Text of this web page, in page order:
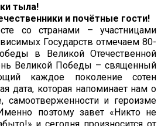
тыла!
и почётные гости!
со странами – участницами
Государств отмечаем 80-
в Великой Отечественной
Великой Победы – священный
каждое поколение сотен
дата, которая напоминает нам о
самоотверженности и героизме
поэтому завет «Никто не